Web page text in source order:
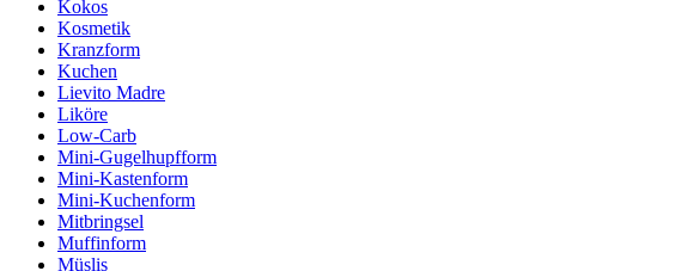
Kokos
Kosmetik
Kranzform
Kuchen
Lievito Madre
Liköre
Low-Carb
Mini-Gugelhupfform
Mini-Kastenform
Mini-Kuchenform
Mitbringsel
Muffinform
Müslis